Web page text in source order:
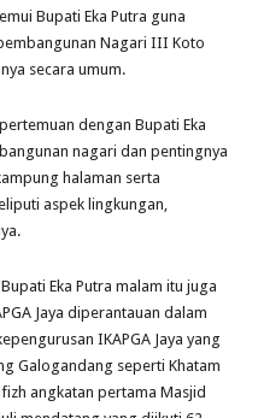
Bupati Eka Putra guna
Nagari III Koto
secara umum.
dengan Bupati Eka
nagari dan pentingnya
halaman serta
aspek lingkungan,
Eka Putra malam itu juga
Jaya diperantauan dalam
IKAPGA Jaya yang
Galogandang seperti Khatam
angkatan pertama Masjid